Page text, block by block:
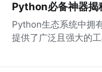
Python必备神器揭
Python生态系统中拥
提供了广泛且强大的